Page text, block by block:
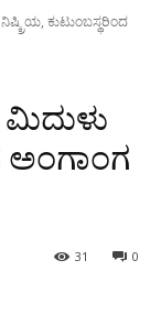
ಕುಟುಂಬಸ್ಥರಿಂದ
ಮಿದುಳು
ಅಂಗಾಂಗ
0
31